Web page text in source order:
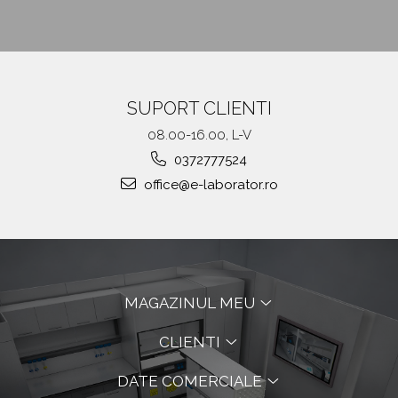
SUPORT CLIENTI
08.00-16.00, L-V
0372777524
office@e-laborator.ro
MAGAZINUL MEU
CLIENTI
DATE COMERCIALE